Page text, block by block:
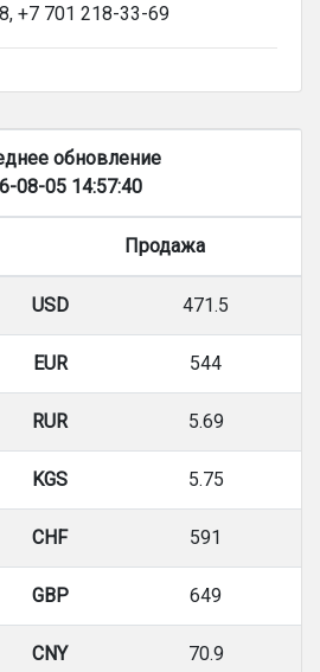
+7 701 218-33-69
обновление
08-05 14:57:40
Продажа
USD 471.5
EUR 544
RUR 5.69
KGS 5.75
CHF 591
GBP 649
CNY 70.9